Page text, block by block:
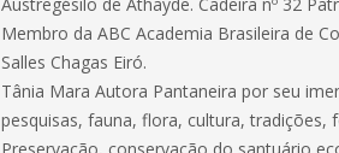
Membro da ABC Academia Brasileira de
Salles Chagas Eiró.
Tânia Mara Autora Pantaneira por seu
pesquisas, fauna, flora, cultura,